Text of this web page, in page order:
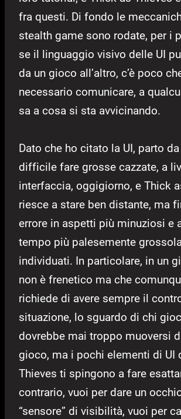
fra questi. Di fondo le
stealth game sono rodate, per i
se il linguaggio visivo delle UI
da un gioco all’altro, c’è poco
necessario comunicare, a
sa a cosa si sta avvicinando.
Dato che ho citato la UI, parto
difficile fare grosse cazzate, a
interfaccia, oggigiorno, e Thick
riesce a stare ben distante, ma
errore in aspetti più minuziosi e
tempo più palesemente
individuati. In particolare, in un
non è frenetico ma che
richiede di avere sempre il
situazione, lo sguardo di chi
dovrebbe mai troppo muoversi
gioco, ma i pochi elementi di UI
Thieves ti spingono a fare
contrario, vuoi per dare un
“sensore” di visibilità, vuoi per